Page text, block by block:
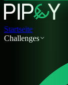
Startseite
Challenges